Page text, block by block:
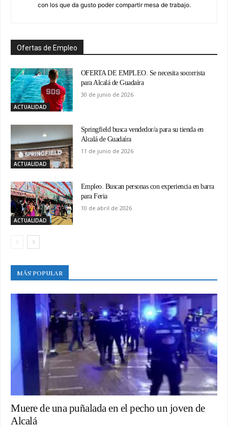
con los que da gusto poder compartir mesa de trabajo.
Ofertas de Empleo
ACTUALIDAD
OFERTA DE EMPLEO. Se necesita socorrista
para Alcalá de Guadaíra
30 de junio de 2026
ACTUALIDAD
Springfield busca vendedor/a para su tienda en
Alcalá de Guadaíra
11 de junio de 2026
ACTUALIDAD
Empleo. Buscan personas con experiencia en barra
para Feria
10 de abril de 2026
MÁS POPULAR
Muere de una puñalada en el pecho un joven de
Alcalá